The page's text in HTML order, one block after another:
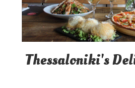
Thessaloniki's